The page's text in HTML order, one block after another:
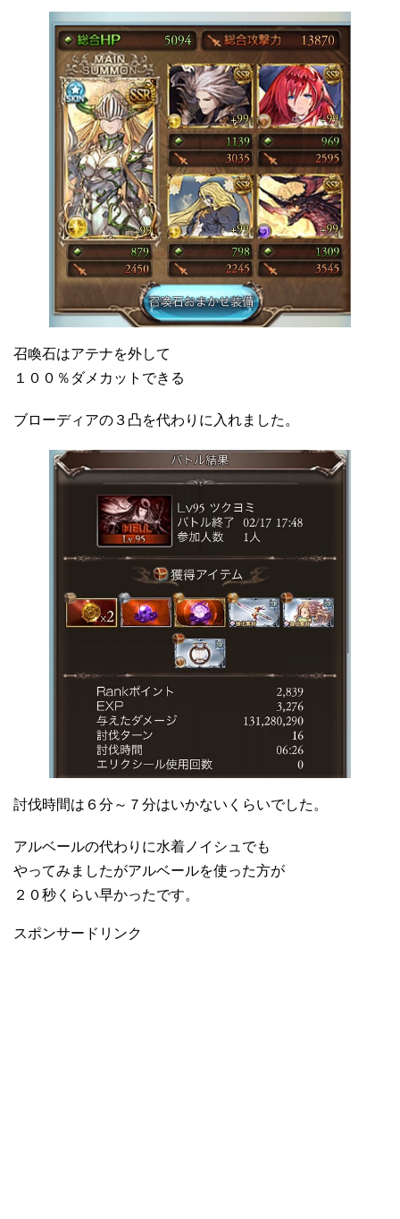
召喚石はアテナを外して
１００％ダメカットできる
ブローディアの３凸を代わりに入れました。
討伐時間は６分～７分はいかないくらいでした。
アルベールの代わりに水着ノイシュでも
やってみましたがアルベールを使った方が
２０秒くらい早かったです。
スポンサードリンク